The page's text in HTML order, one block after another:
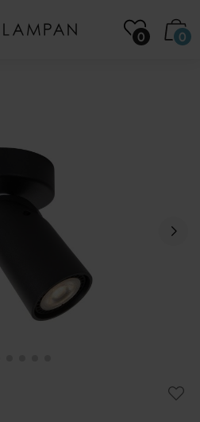
0 0